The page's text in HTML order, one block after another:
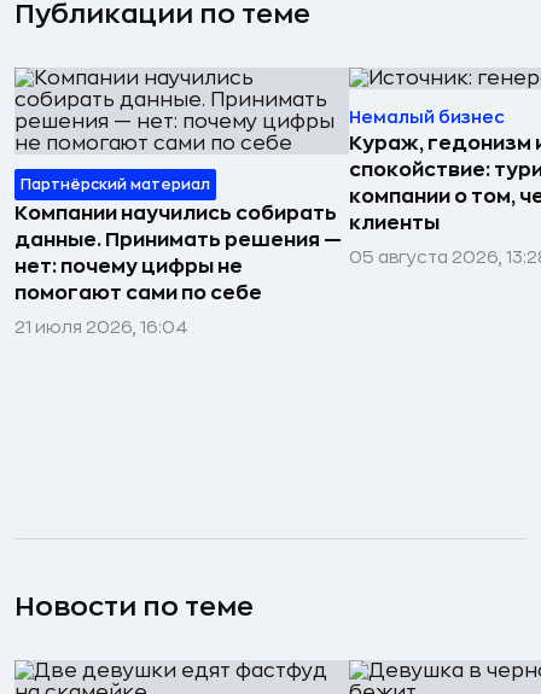
Публикации по теме
Партнёрский материал
Компании научились собирать
данные. Принимать решения —
нет: почему цифры не
помогают сами по себе
21 июля 2026, 16:04
Немалый бизнес
Кураж, гедонизм
спокойствие:
компании о том,
клиенты
05 августа 2026,
Новости по теме